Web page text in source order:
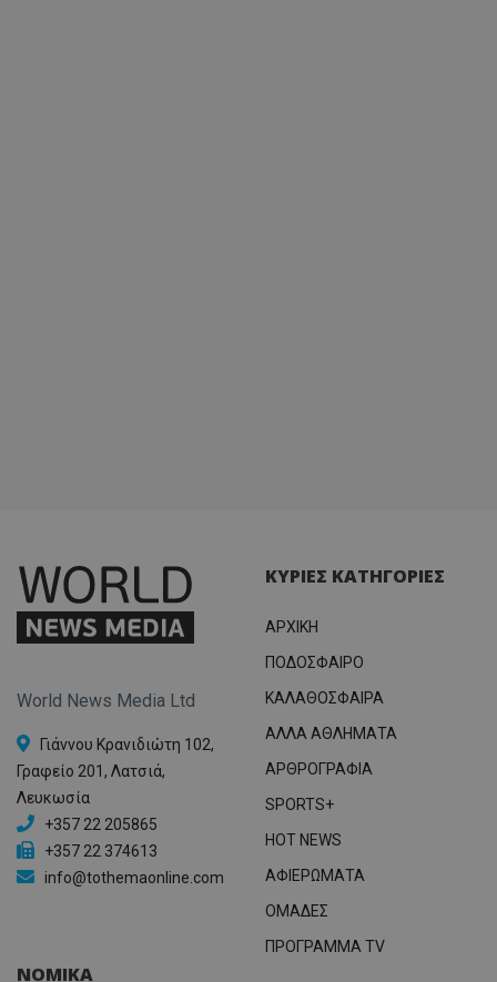
World News Media Ltd
Γιάννου Κρανιδιώτη 102,
Γραφείο 201, Λατσιά,
Λευκωσία
+357 22 205865
+357 22 374613
info@tothemaonline.com
ΚΥΡΙΕΣ ΚΑΤΗΓΟΡΙΕΣ
ΑΡΧΙΚΗ
ΠΟΔΟΣΦΑΙΡΟ
ΚΑΛΑΘΟΣΦΑΙΡΑ
ΑΛΛΑ ΑΘΛΗΜΑΤΑ
ΑΡΘΡΟΓΡΑΦΙΑ
SPORTS+
HOT NEWS
ΑΦΙΕΡΩΜΑΤΑ
ΟΜΑΔΕΣ
ΠΡΟΓΡΑΜΜΑ TV
ΝΟΜΙΚΑ